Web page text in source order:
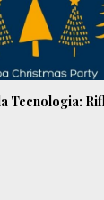
Tecnologia: